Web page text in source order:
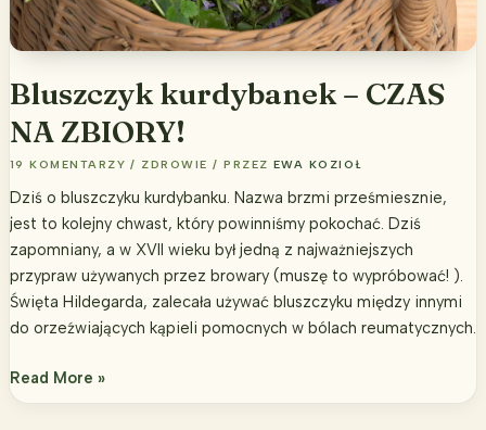
Bluszczyk kurdybanek – CZAS
NA ZBIORY!
19 KOMENTARZY / ZDROWIE / PRZEZ EWA KOZIOŁ
Dziś o bluszczyku kurdybanku. Nazwa brzmi prześmiesznie,
jest to kolejny chwast, który powinniśmy pokochać. Dziś
zapomniany, a w XVII wieku był jedną z najważniejszych
przypraw używanych przez browary (muszę to wypróbować! ).
Święta Hildegarda, zalecała używać bluszczyku między innymi
do orzeźwiających kąpieli pomocnych w bólach reumatycznych.
Bluszczyk
Read More »